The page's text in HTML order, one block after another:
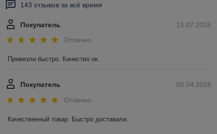
143 отзывов за всё время
15.07.2026
Покупатель
Отлично
Привезли быстро. Качество ок.
06.04.2026
Покупатель
Отлично
Качественный товар. Быстро доставили.